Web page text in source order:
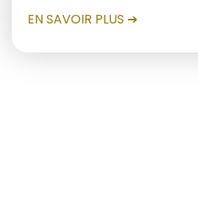
EN SAVOIR PLUS ➔